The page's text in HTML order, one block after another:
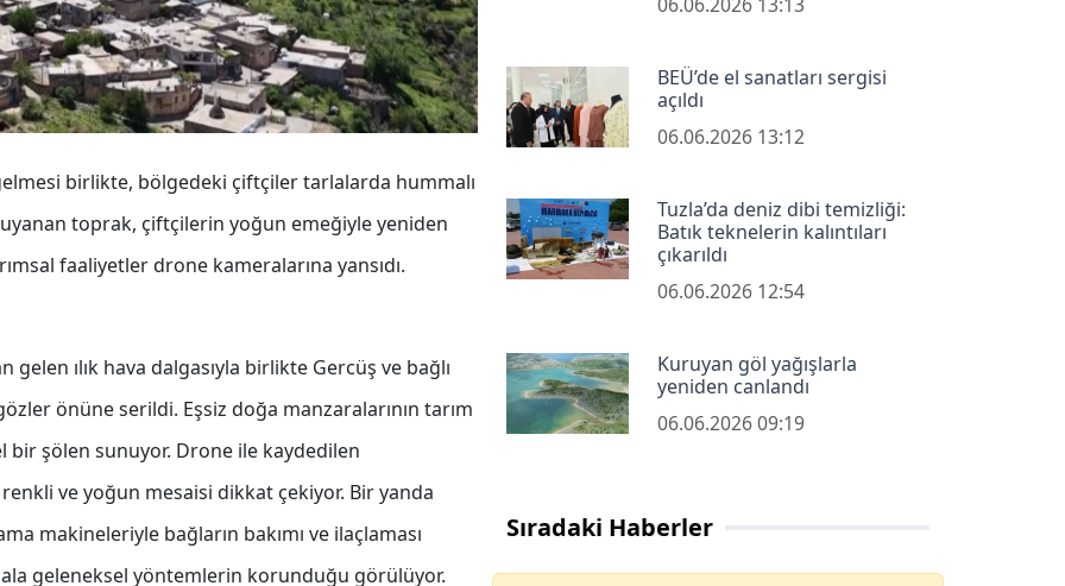
birlikte, bölgedeki çiftçiler tarlalarda hummalı
toprak, çiftçilerin yoğun emeğiyle yeniden
faaliyetler drone kameralarına yansıdı.
ılık hava dalgasıyla birlikte Gercüş ve bağlı
önüne serildi. Eşsiz doğa manzaralarının tarım
şölen sunuyor. Drone ile kaydedilen
ve yoğun mesaisi dikkat çekiyor. Bir yanda
makineleriyle bağların bakımı ve ilaçlaması
geleneksel yöntemlerin korunduğu görülüyor.
BEÜ’de el sanatları sergisi
açıldı
06.06.2026 13:12
Tuzla’da deniz dibi temizliği:
Batık teknelerin kalıntıları
çıkarıldı
06.06.2026 12:54
Kuruyan göl yağışlarla
yeniden canlandı
06.06.2026 09:19
Sıradaki Haberler